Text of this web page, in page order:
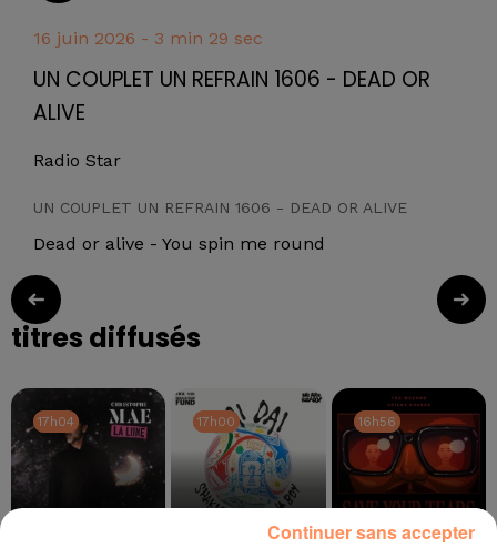
16 juin 2026 - 3 min 29 sec
UN COUPLET UN REFRAIN 1606 - DEAD OR
ALIVE
Radio Star
UN COUPLET UN REFRAIN 1606 - DEAD OR ALIVE
Dead or alive - You spin me round
titres diffusés
17h04
17h04 17h00
17h00 16h56
16h56
Continuer sans accepter